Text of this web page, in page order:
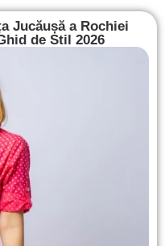
Jucăușă a Rochiei
de Stil 2026